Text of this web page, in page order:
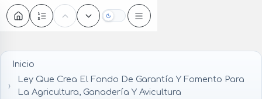
Oscuro
Inicio
Ley Que Crea El Fondo De Garantía Y Fomento Para
La Agricultura, Ganadería Y Avicultura